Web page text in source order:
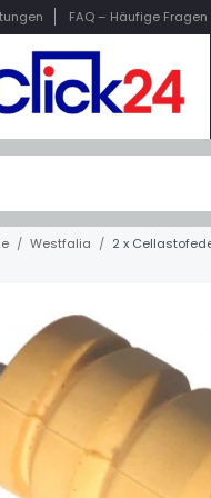
FAQ– Häufige Fragen
Westfalia 2 x